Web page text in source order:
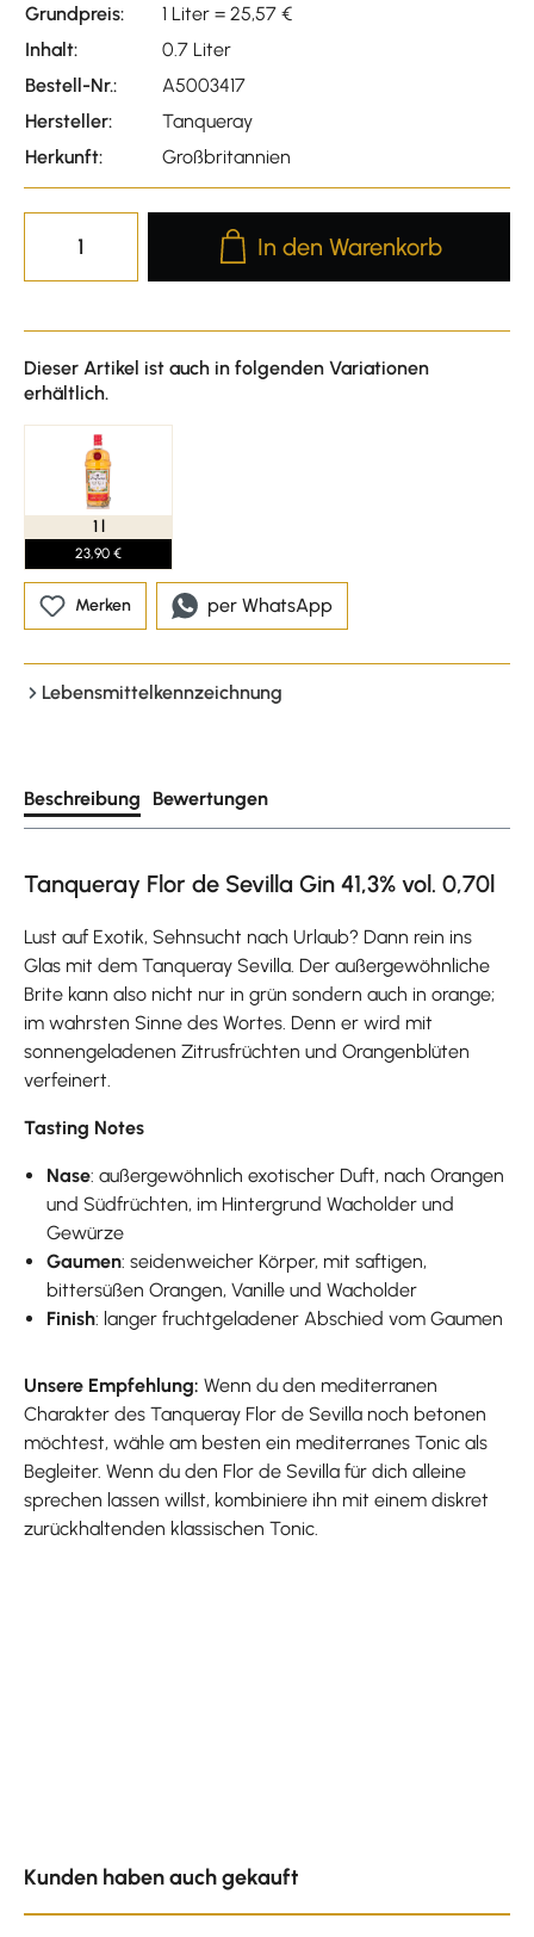
Grundpreis:
1 Liter = 25,57 €
Inhalt:
0.7 Liter
Bestell-Nr.:
A5003417
Hersteller:
Tanqueray
Herkunft:
Großbritannien
Produkt Anzahl: Gib den
In den Warenkorb
Dieser Artikel ist auch in folgenden Variationen
erhältlich.
1 l
23,90 €
Merken per WhatsApp
Lebensmittelkennzeichnung
Beschreibung Bewertungen
Tanqueray Flor de Sevilla Gin 41,3% vol. 0,70l
Lust auf Exotik, Sehnsucht nach Urlaub? Dann rein ins
Glas mit dem Tanqueray Sevilla. Der außergewöhnliche
Brite kann also nicht nur in grün sondern auch in orange;
im wahrsten Sinne des Wortes. Denn er wird mit
sonnengeladenen Zitrusfrüchten und Orangenblüten
verfeinert.
Tasting Notes
Nase: außergewöhnlich exotischer Duft, nach Orangen
und Südfrüchten, im Hintergrund Wacholder und
Gewürze
Gaumen: seidenweicher Körper, mit saftigen,
bittersüßen Orangen, Vanille und Wacholder
Finish: langer fruchtgeladener Abschied vom Gaumen
Unsere Empfehlung: Wenn du den mediterranen
Charakter des Tanqueray Flor de Sevilla noch betonen
möchtest, wähle am besten ein mediterranes Tonic als
Begleiter. Wenn du den Flor de Sevilla für dich alleine
sprechen lassen willst, kombiniere ihn mit einem diskret
zurückhaltenden klassischen Tonic.
Kunden haben auch gekauft